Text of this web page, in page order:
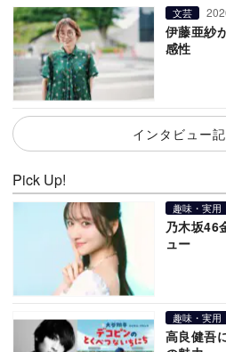
文芸
伊藤亜紗
感性
インタビュー
Pick Up!
趣味・実用
乃木坂46
ュー
趣味・実用
高良健吾